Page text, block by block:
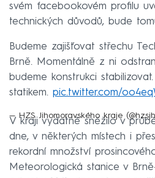
svém facebookovém profilu
technických důvodů, bude
Budeme zajišťovat střechu
Brně. Momentálně z ni
budeme konstrukci
statikem. pic.twitter.com/
— HZS Jihomoravského kraje
V kraji vydatně sněžilo v
dne, v některých místech i
rekordní množství
Meteorologická stanice v